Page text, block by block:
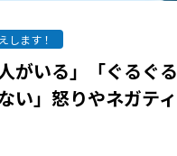
します！
がいる」「ぐるぐ
い」怒りやネガテ